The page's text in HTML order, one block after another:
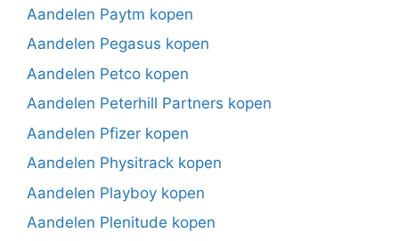
Aandelen Paytm kopen
Aandelen Pegasus kopen
Aandelen Petco kopen
Aandelen Peterhill Partners kopen
Aandelen Pfizer kopen
Aandelen Physitrack kopen
Aandelen Playboy kopen
Aandelen Plenitude kopen